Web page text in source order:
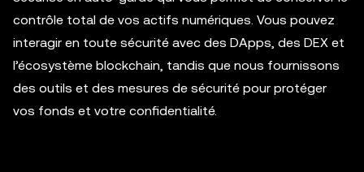
contrôle total de vos actifs numériques. Vous pouvez
interagir en toute sécurité avec des DApps, des DEX et
l’écosystème blockchain, tandis que nous fournissons
des outils et des mesures de sécurité pour protéger
vos fonds et votre confidentialité.